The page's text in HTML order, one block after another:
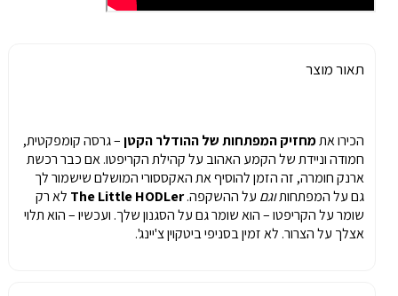
תאור מוצר
הכירו אתמחזיק המפתחות של ההודלר הקטן– גרסה קומפקטית,
חמודה וניידת של הקמע האהוב על קהילת הקריפטו. אם כבר רכשת
ארנק חומרה, זה הזמן להוסיף את האקססורי המושלם שישמור לך
גם על המפתחותוגםעל ההשקפה.The Little HODLerלא רק
שומר על הקריפטו – הוא שומר גם על הסגנון שלך. ועכשיו – הוא תלוי
אצלך על הצרור. לא זמין בסניפי ביטקוין צ'יינג'.